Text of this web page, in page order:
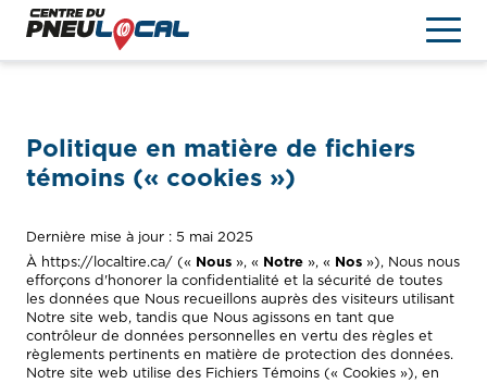
Nous Trouver
Politique en matière de fichiers
témoins (« cookies »)
Dernière mise à jour : 5 mai 2025
À https://localtire.ca/ (« Nous », « Notre », « Nos »), Nous nous
efforçons d'honorer la confidentialité et la sécurité de toutes
les données que Nous recueillons auprès des visiteurs utilisant
Notre site web, tandis que Nous agissons en tant que
contrôleur de données personnelles en vertu des règles et
règlements pertinents en matière de protection des données.
Notre site web utilise des Fichiers Témoins (« Cookies »), en